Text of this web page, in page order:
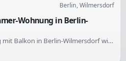
Berlin, Wilmersdorf
Wohnung in Berlin-
Für eine 5-Zimmer-Wohnung mit Balkon in Berlin-Wilmersdorf wird eine zuverlässige und zügig arbeitende Haushaltshilfe gesucht. Der Einsatz erfolgt zweimal im Monat mit jeweils etwa 10 Stunden Arbeitszeit.